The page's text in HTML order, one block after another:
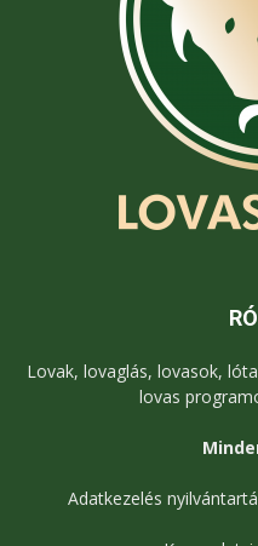
Lovak, lovaglás, lovasok,
lovas
Adatkezelés